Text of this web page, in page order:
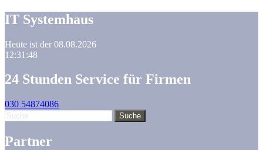
IT Systemhaus
Heute ist der 08.08.2026
12:31:49
24 Stunden Service für Firmen
030 54874086
Partner